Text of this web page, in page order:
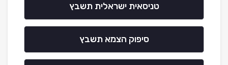
טניסאית ישראלית תשבץ
סיפוק הצמא תשבץ